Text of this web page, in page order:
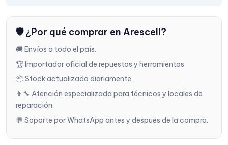
🛡️ ¿Por qué comprar en Arescell?
🚚 Envíos a todo el país.
🏆 Importador oficial de repuestos y herramientas.
📦 Stock actualizado diariamente.
👨‍🔧 Atención especializada para técnicos y locales de
reparación.
💬 Soporte por WhatsApp antes y después de la compra.